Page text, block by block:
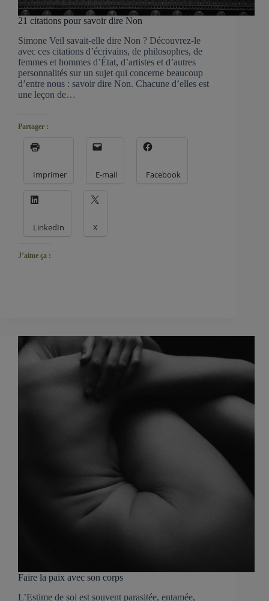
21 citations pour savoir dire Non
Simone Veil savait-elle dire Non ? Découvrez-le
avec ces citations d’écrivains, de philosophes, de
femmes et hommes d’État, d’artistes et d’autres
personnalités sur un sujet qui concerne beaucoup
d’entre nous : savoir dire Non. Chacune d’elles est
une leçon de…
Partager :
Imprimer E-mail Facebook
LinkedIn X
J’aime ça :
Faire la paix avec son corps
L’Estime de soi est souvent parasitée, entamée,